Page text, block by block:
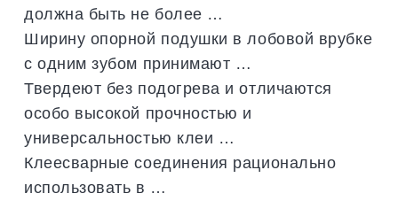
должна быть не более …
Ширину опорной подушки в лобовой врубке
с одним зубом принимают …
Твердеют без подогрева и отличаются
особо высокой прочностью и
универсальностью клеи …
Клеесварные соединения рационально
использовать в …